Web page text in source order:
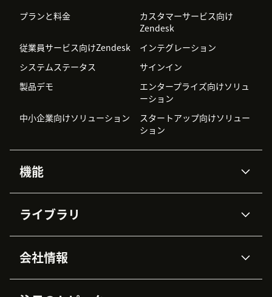
プランと料金
カスタマーサービス向け
Zendesk
従業員サービス向けZendesk
インテグレーション
システムステータス
サインイン
製品デモ
エンタープライズ向けソリュ
ーション
中小企業向けソリューション
スタートアップ向けソリュー
ション
機能
Zendesk AI
高度なデータプライバシーと
データ保護
ナレッジベース
ライブラリ
APIと開発者向け情報
AI研究
イベント情報
会社情報